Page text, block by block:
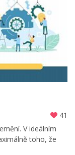
41
V ideálním
toho, že